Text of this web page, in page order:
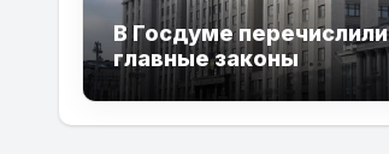
В Госдуме перечислили
главные законы
восьмого созыва о
защите детей